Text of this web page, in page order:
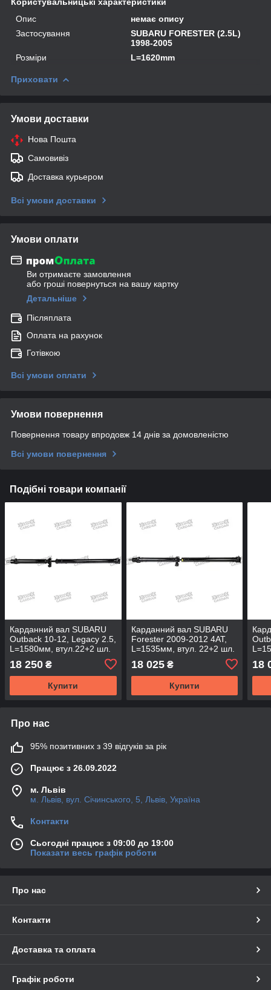
Опис
немає опису
Застосування
SUBARU FORESTER (2.5L)
1998-2005
Розміри
L=1620mm
Приховати
Умови доставки
Нова Пошта
Самовивіз
Доставка курьером
Всі умови доставки
Умови оплати
Ви отримаєте замовлення
або гроші повернуться на вашу картку
Детальніше
Післяплата
Оплата на рахунок
Готівкою
Всі умови оплати
Умови повернення
Повернення товару впродовж 14 днів за домовленістю
Всі умови повернення
Подібні товари компанії
Карданний вал SUBARU
Outback 10-12, Legacy 2.5,
L=1580мм, втул.22+2 шл.
+ фл.SAE50мм, DSSB-08
18 250 ₴
Купити
Карданний вал SUBARU
Forester 2009-2012 4AT,
L=1535мм, втул. 22+2 шл.
+ фл.SAE50мм, DSSB-01
(DSP)
18 025₴
Купити
18
Про нас
95% позитивних з 39 відгуків за рік
Працює з 26.09.2022
м. Львів
м. Львів, вул. Січинського, 5, Львів, Україна
Контакти
Сьогодні працює з 09:00 до 19:00
Показати весь графік роботи
Про нас
Контакти
Доставка та оплата
Графік роботи